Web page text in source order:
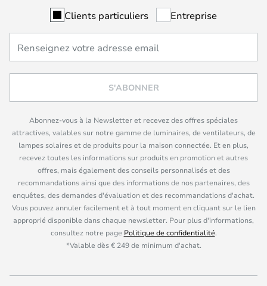
Clients particuliers Entreprise
S'ABONNER
Abonnez-vous à la Newsletter et recevez des offres spéciales
attractives, valables sur notre gamme de luminaires, de ventilateurs, de
lampes solaires et de produits pour la maison connectée. Et en plus,
recevez toutes les informations sur produits en promotion et autres
offres, mais également des conseils personnalisés et des
recommandations ainsi que des informations de nos partenaires, des
enquêtes, des demandes d'évaluation et des recommandations d'achat.
Vous pouvez annuler facilement et à tout moment en cliquant sur le lien
approprié disponible dans chaque newsletter. Pour plus d'informations,
consultez notre page Politique de confidentialité.
*Valable dès € 249 de minimum d'achat.